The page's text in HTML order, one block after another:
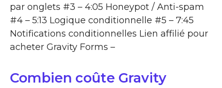
par onglets #3 – 4:05 Honeypot / Anti-spam
#4 – 5:13 Logique conditionnelle #5 – 7:45
Notifications conditionnelles Lien affilié pour
acheter Gravity Forms –
Combien coûte Gravity